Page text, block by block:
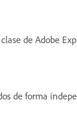
de Adobe
de forma